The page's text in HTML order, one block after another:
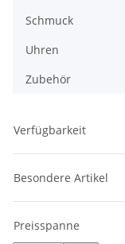
Schmuck
Uhren
Zubehör
Verfügbarkeit
Besondere Artikel
Preisspanne